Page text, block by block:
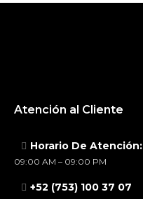
Atención al Cliente
Horario De Atención:
09:00 AM – 09:00 PM
+52 (753) 100 37 07